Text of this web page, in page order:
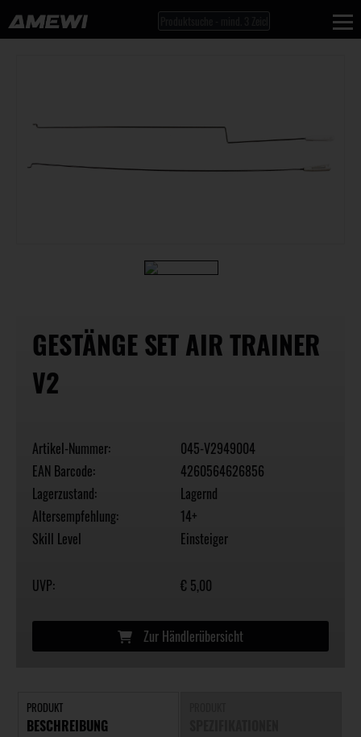
GESTÄNGE SET AIR TRAINER
V2
Artikel-Nummer:
045-V2949004
EAN Barcode:
4260564626856
Lagerzustand:
Lagernd
Altersempfehlung:
14+
Skill Level
Einsteiger
UVP: € 5,00
Zur Händlerübersicht
PRODUKT
BESCHREIBUNG